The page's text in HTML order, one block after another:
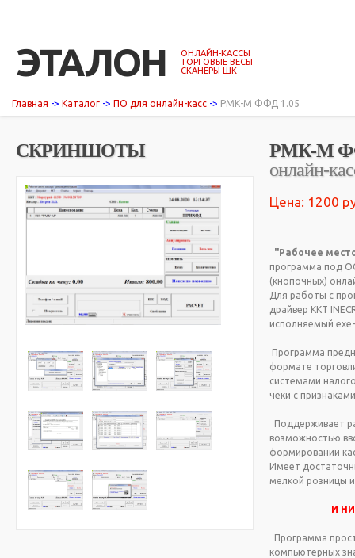
ЭТАЛОН
ОНЛАЙН-КАССЫ
ТОРГОВЫЕ ВЕСЫ
СКАНЕРЫ ШК
Главная -> Каталог -> ПО для онлайн-касс -> РМК-М ФФД 1.05
СКРИНШОТЫ
РМК-М
онлайн-
Цена: 1200
"Рабочее
программа под
(кнопочных)
Для работы с
драйвер ККТ
исполняемый
Программа
формате
системами
чеки с
Поддерживает
возможностью
формировании
Имеет
мелкой розницы
И
Программа
компьютерных